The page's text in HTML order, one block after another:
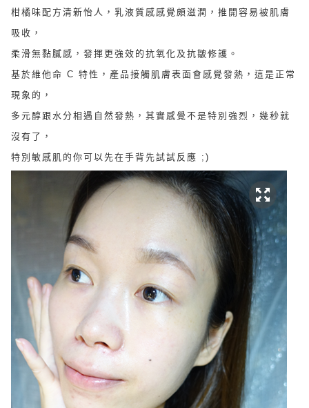
柑橘味配方清新怡人，乳液質感感覺頗滋潤，推開容易被肌膚
吸收，
柔滑無黏膩感，發揮更強效的抗氧化及抗皺修護。
基於維他命 C 特性，產品接觸肌膚表面會感覺發熱，這是正常
現象的，
多元醇跟水分相遇自然發熱，其實感覺不是特別強烈，幾秒就
沒有了，
特別敏感肌的你可以先在手背先試試反應 ;)